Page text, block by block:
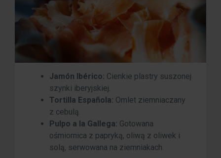
Jamón Ibérico: Cienkie plastry suszonej
szynki iberyjskiej.
Tortilla Española: Omlet ziemniaczany
z cebulą.
Pulpo a la Gallega: Gotowana
ośmiornica z papryką, oliwą z oliwek i
solą, serwowana na ziemniakach.